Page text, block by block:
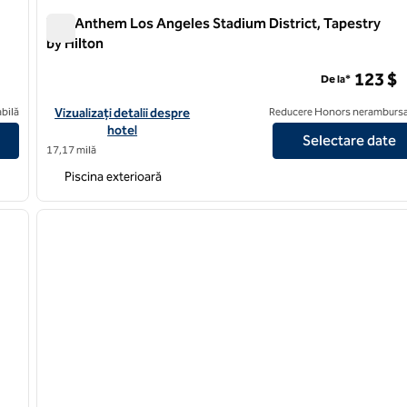
Burbank Airport
The Anthem Los Angeles Stadium District, Tapestry
by Hilton
Vizualizați detaliile hotelului pentru The Anthem Los Angeles
Vizualizați detalii despre
hotel
17,17 milă
De la* 123 $
Reducere Honors
Selectare date
Piscina exterioară
imaginea următoare
1 din 12